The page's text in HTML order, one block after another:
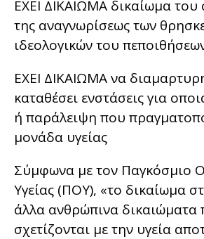
ΕΧΕΙ ΔΙΚΑΙΩΜΑ δικαίωμα
της αναγνωρίσεως των
ιδεολογικών του
ΕΧΕΙ ΔΙΚΑΙΩΜΑ να
καταθέσει ενστάσεις για
ή παράλειψη που
μονάδα υγείας
Σύμφωνα με τον Παγκόσμιο
Υγείας (ΠΟΥ), «το δικαίωμα
άλλα ανθρώπινα δικαιώματα
σχετίζονται με την υγεία